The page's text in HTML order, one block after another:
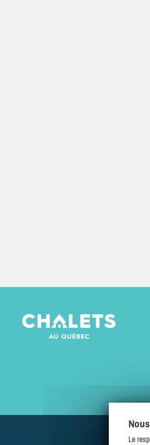
Le